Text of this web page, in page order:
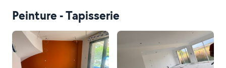
Peinture - Tapisserie